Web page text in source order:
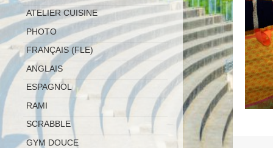
ATELIER CUISINE
PHOTO
FRANÇAIS (FLE)
ANGLAIS
ESPAGNOL
RAMI
SCRABBLE
GYM DOUCE